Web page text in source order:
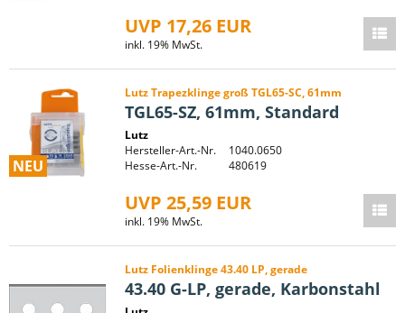
UVP 17,26 EUR
inkl. 19% MwSt.
NEU
Lutz Trapezklinge groß TGL65-SC, 61mm
TGL65-SZ, 61mm, Standard
Lutz
Hersteller-Art.-Nr.
1040.0650
Hesse-Art.-Nr.
480619
UVP 25,59 EUR
inkl. 19% MwSt.
Lutz Folienklinge 43.40 LP, gerade
43.40 G-LP, gerade, Karbonstahl